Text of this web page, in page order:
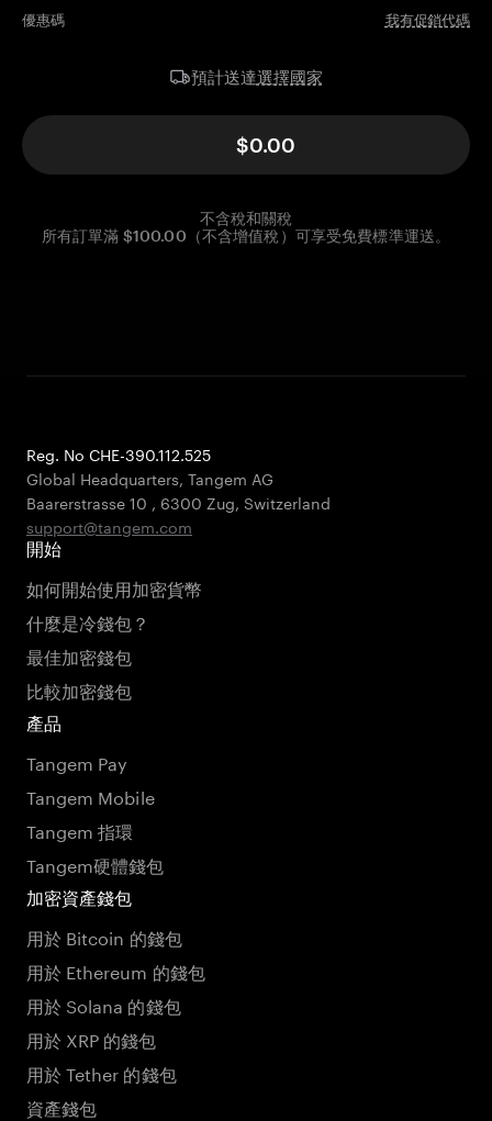
優惠碼 我有促銷代碼
預計送達選擇國家
$0.00
不含稅和關稅
所有訂單滿 $100.00（不含增值稅）可享受免費標準運送。
Reg. No CHE-390.112.525
Global Headquarters, Tangem AG
Baarerstrasse 10 , 6300 Zug, Switzerland
support@tangem.com
開始
如何開始使用加密貨幣
什麼是冷錢包？
最佳加密錢包
比較加密錢包
產品
Tangem Pay
Tangem Mobile
Tangem 指環
Tangem硬體錢包
加密資產錢包
用於 Bitcoin 的錢包
用於 Ethereum 的錢包
用於 Solana 的錢包
用於 XRP 的錢包
用於 Tether 的錢包
資產錢包